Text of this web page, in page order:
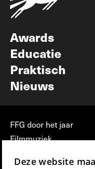
Awards
Educatie
Praktisch
Nieuws
FFG door het jaar
Filmmuziek
Press & Industry
Deze website